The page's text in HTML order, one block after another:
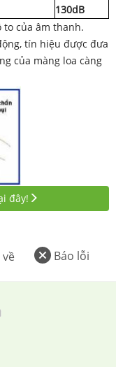
130dB
của âm thanh.
tín hiệu được đưa
của màng loa càng
đây!
Báo lỗi